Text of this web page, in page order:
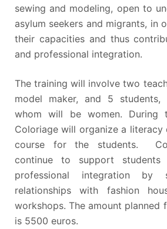
sewing and modeling, open to
asylum seekers and migrants, in
their capacities and thus
and professional integration.
The training will involve two
model maker, and 5
whom will be women. During
Coloriage will organize a literacy
course for the students.
continue to support
professional integration by
relationships with fashion
workshops.The amount planned
is 5500 euros.